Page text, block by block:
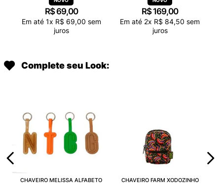
R$ 69,00
Em até 1x R$ 69,00 sem
juros
R$ 169,00
Em até 2x R$ 84,50 sem
juros
Complete seu Look:
CHAVEIRO MELISSA ALFABETO
CHAVEIRO FARM XODOZINHO